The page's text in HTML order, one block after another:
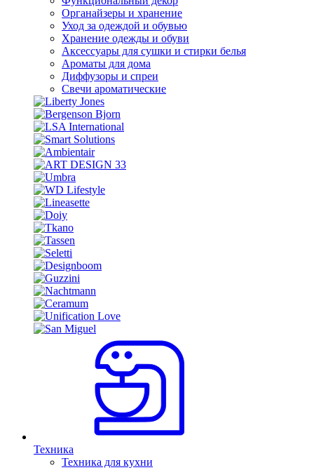
Органайзеры и хранение
Уход за одеждой и обувью
Хранение одежды и обуви
Аксессуары для сушки и стирки белья
Ароматы для дома
Диффузоры и спреи
Свечи ароматические
Техника
Техника для кухни